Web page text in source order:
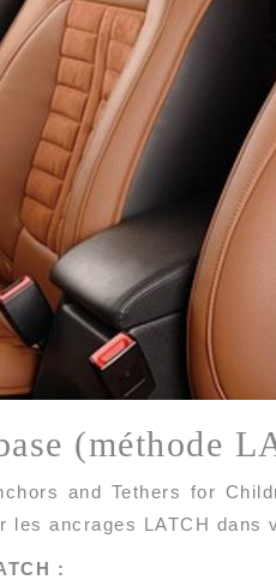
(méthode
and Tethers for
les ancrages LATCH
: